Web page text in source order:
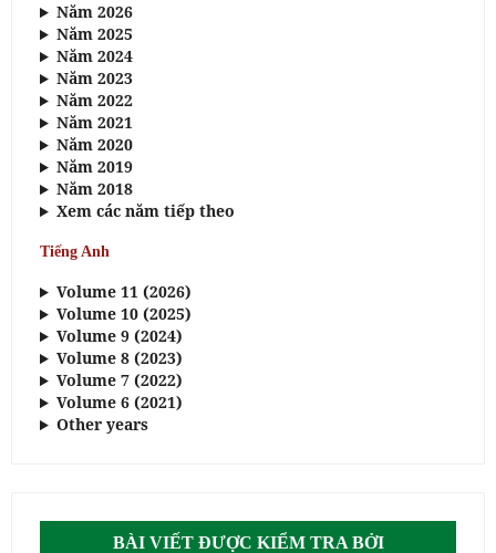
Năm 2026
Năm 2025
Năm 2024
Năm 2023
Năm 2022
Năm 2021
Năm 2020
Năm 2019
Năm 2018
Xem các năm tiếp theo
Tiếng Anh
Volume 11 (2026)
Volume 10 (2025)
Volume 9 (2024)
Volume 8 (2023)
Volume 7 (2022)
Volume 6 (2021)
Other years
BÀI VIẾT ĐƯỢC KIỂM TRA BỞI